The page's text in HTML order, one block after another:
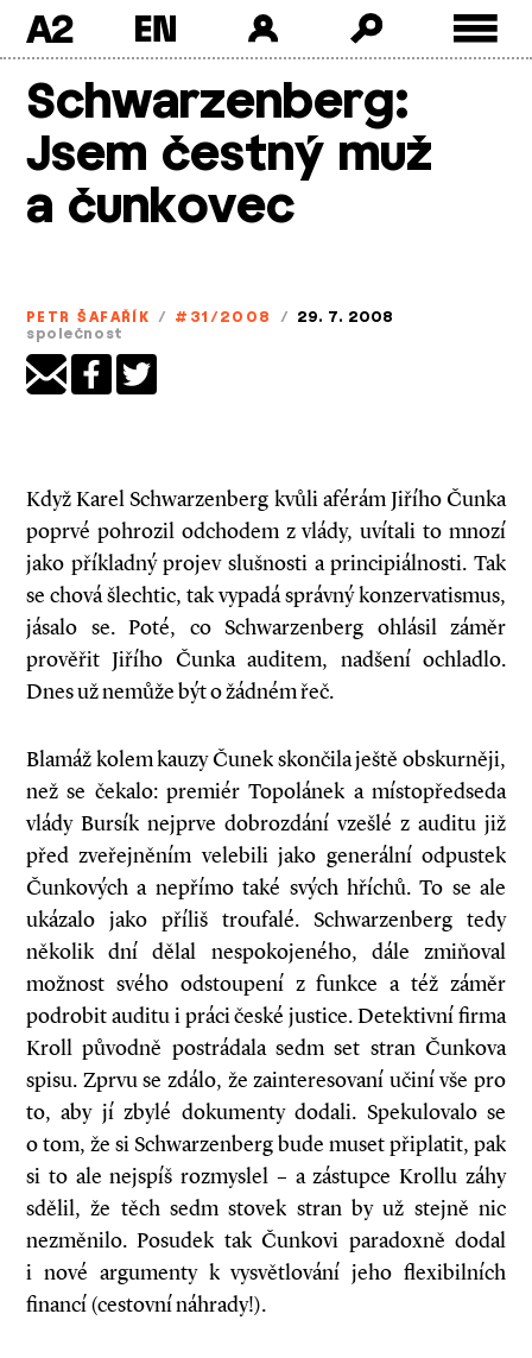
A2
Schwarzenberg:
Jsem čestný muž
a čunkovec
PETR ŠAFAŘÍK / #31/2008 / 29. 7. 2008
společnost
Když Karel Schwarzenberg kvůli aférám Jiřího Čunka
poprvé pohrozil odchodem z vlády, uvítali to mnozí
jako příkladný projev slušnosti a principiálnosti. Tak
se chová šlechtic, tak vypadá správný konzervatismus,
jásalo se. Poté, co Schwarzenberg ohlásil záměr
prověřit Jiřího Čunka auditem, nadšení ochladlo.
Dnes už nemůže být o žádném řeč.
Blamáž kolem kauzy Čunek skončila ještě obskurněji,
než se čekalo: premiér Topolánek a místopředseda
vlády Bursík nejprve dobrozdání vzešlé z auditu již
před zveřejněním velebili jako generální odpustek
Čunkových a nepřímo také svých hříchů. To se ale
ukázalo jako příliš troufalé. Schwarzenberg tedy
několik dní dělal nespokojeného, dále zmiňoval
možnost svého odstoupení z funkce a též záměr
podrobit auditu i práci české justice. Detektivní firma
Kroll původně postrádala sedm set stran Čunkova
spisu. Zprvu se zdálo, že zainteresovaní učiní vše pro
to, aby jí zbylé dokumenty dodali. Spekulovalo se
o tom, že si Schwarzenberg bude muset připlatit, pak
si to ale nejspíš rozmyslel – a zástupce Krollu záhy
sdělil, že těch sedm stovek stran by už stejně nic
nezměnilo. Posudek tak Čunkovi paradoxně dodal
i nové argumenty k vysvětlování jeho flexibilních
financí (cestovní náhrady!).